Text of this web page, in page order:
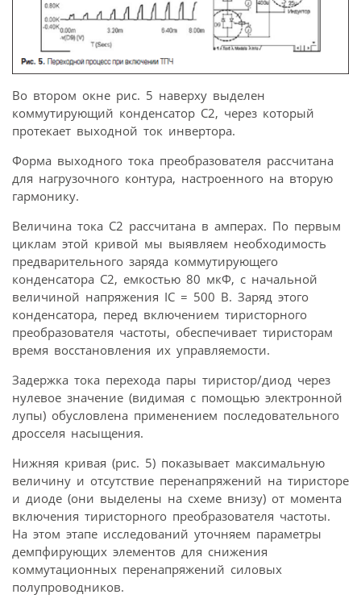
Во втором окне рис. 5 наверху выделен
коммутирующий конденсатор С2, через который
протекает выходной ток инвертора.
Форма выходного тока преобразователя рассчитана
для нагрузочного контура, настроенного на вторую
гармонику.
Величина тока С2 рассчитана в амперах. По первым
циклам этой кривой мы выявляем необходимость
предварительного заряда коммутирующего
конденсатора С2, емкостью 80 мкФ, с начальной
величиной напряжения IC = 500 В. Заряд этого
конденсатора, перед включением тиристорного
преобразователя частоты, обеспечивает тиристорам
время восстановления их управляемости.
Задержка тока перехода пары тиристор/диод через
нулевое значение (видимая с помощью электронной
лупы) обусловлена применением последовательного
дросселя насыщения.
Нижняя кривая (рис. 5) показывает максимальную
величину и отсутствие перенапряжений на тиристоре
и диоде (они выделены на схеме внизу) от момента
включения тиристорного преобразователя частоты.
На этом этапе исследований уточняем параметры
демпфирующих элементов для снижения
коммутационных перенапряжений силовых
полупроводников.